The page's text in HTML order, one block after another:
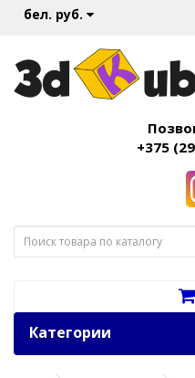
бел. руб.
+375
Категории